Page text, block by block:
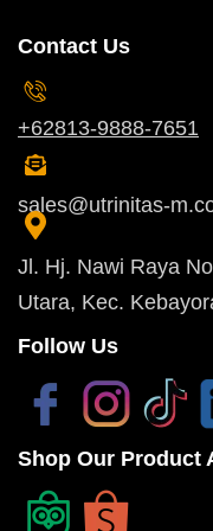
Contact Us
+62813-9888-7651
sales@utrinitas-
Jl. Hj. Nawi Raya
Utara, Kec.
Follow Us
Shop Our Product